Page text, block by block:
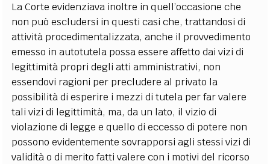
La Corte evidenziava inoltre in quell’occasione che
non può escludersi in questi casi che, trattandosi di
attività procedimentalizzata, anche il provvedimento
emesso in autotutela possa essere affetto dai vizi di
legittimità propri degli atti amministrativi, non
essendovi ragioni per precludere al privato la
possibilità di esperire i mezzi di tutela per far valere
tali vizi di legittimità, ma, da un lato, il vizio di
violazione di legge e quello di eccesso di potere non
possono evidentemente sovrapporsi agli stessi vizi di
validità o di merito fatti valere con i motivi del ricorso